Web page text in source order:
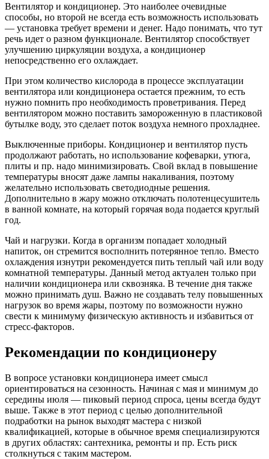
Вентилятор и кондиционер. Это наиболее очевидные
способы, но второй не всегда есть возможность использовать
— установка требует времени и денег. Надо понимать, что тут
речь идет о разном функционале. Вентилятор способствует
улучшению циркуляции воздуха, а кондиционер
непосредственно его охлаждает.
При этом количество кислорода в процессе эксплуатации
вентилятора или кондиционера остается прежним, то есть
нужно помнить про необходимость проветривания. Перед
вентилятором можно поставить замороженную в пластиковой
бутылке воду, это сделает поток воздуха немного прохладнее.
Выключенные приборы. Кондиционер и вентилятор пусть
продолжают работать, но использование кофеварки, утюга,
плиты и пр. надо минимизировать. Свой вклад в повышение
температуры вносят даже лампы накаливания, поэтому
желательно использовать светодиодные решения.
Дополнительно в жару можно отключать полотенцесушитель
в ванной комнате, на который горячая вода подается круглый
год.
Чай и нагрузки. Когда в организм попадает холодный
напиток, он стремится восполнить потерянное тепло. Вместо
охлаждения изнутри рекомендуется пить теплый чай или воду
комнатной температуры. Данный метод актуален только при
наличии кондиционера или сквозняка. В течение дня также
можно принимать душ. Важно не создавать телу повышенных
нагрузок во время жары, поэтому по возможности нужно
свести к минимуму физическую активность и избавиться от
стресс-факторов.
Рекомендации по кондиционеру
В вопросе установки кондиционера имеет смысл
ориентироваться на сезонность. Начиная с мая и минимум до
середины июля — пиковый период спроса, цены всегда будут
выше. Также в этот период с целью дополнительной
подработки на рынок выходят мастера с низкой
квалификацией, которые в обычное время специализируются
в других областях: сантехника, ремонты и пр. Есть риск
столкнуться с таким мастером.